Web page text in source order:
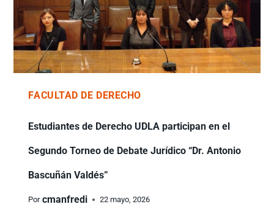
FACULTAD DE DERECHO
Estudiantes de Derecho UDLA participan en el
Segundo Torneo de Debate Jurídico “Dr. Antonio
Bascuñán Valdés”
Por cmanfredi 22 mayo, 2026